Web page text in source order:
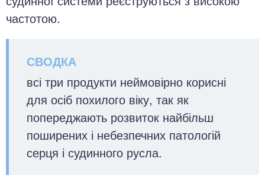
частотою.
всі три продукти неймовірно корисні
для осіб похилого віку, так як
попереджають розвиток найбільш
поширених і небезпечних патологій
серця і судинного русла.